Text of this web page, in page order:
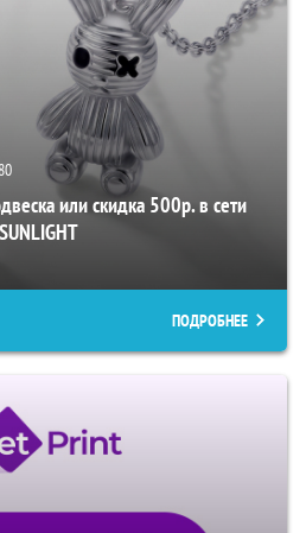
или скидка 500р. в сети
ПОДРОБНЕЕ